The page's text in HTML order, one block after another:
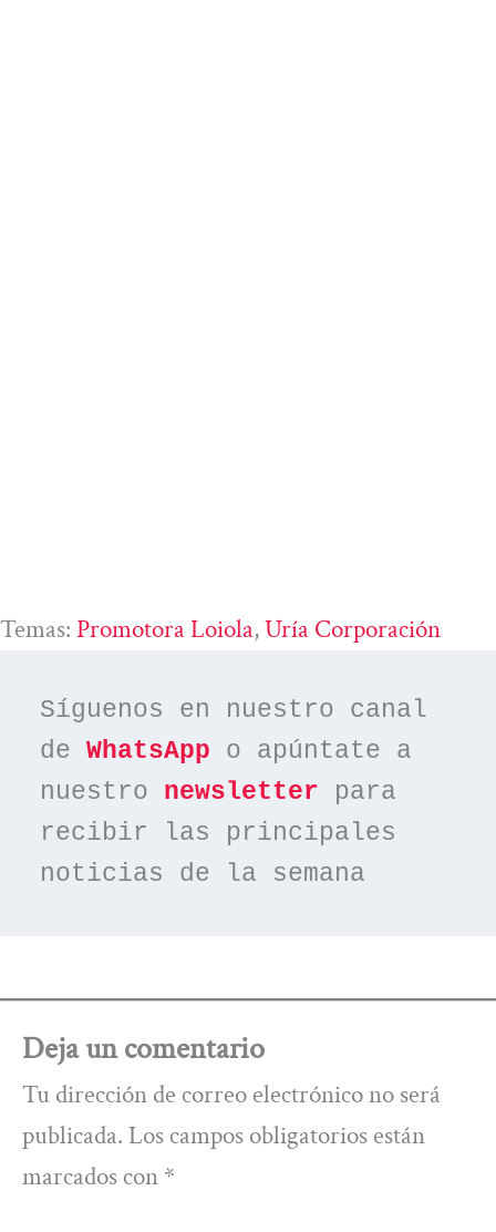
Temas: Promotora Loiola, Uría Corporación
Síguenos en nuestro canal
de WhatsApp o apúntate a
nuestro newsletter para
recibir las principales
noticias de la semana
Deja un comentario
Tu dirección de correo electrónico no será
publicada. Los campos obligatorios están
marcados con *